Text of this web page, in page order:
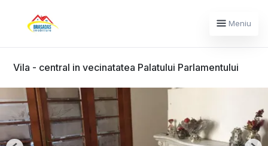
Meniu
Vila - central in vecinatatea Palatului Parlamentului